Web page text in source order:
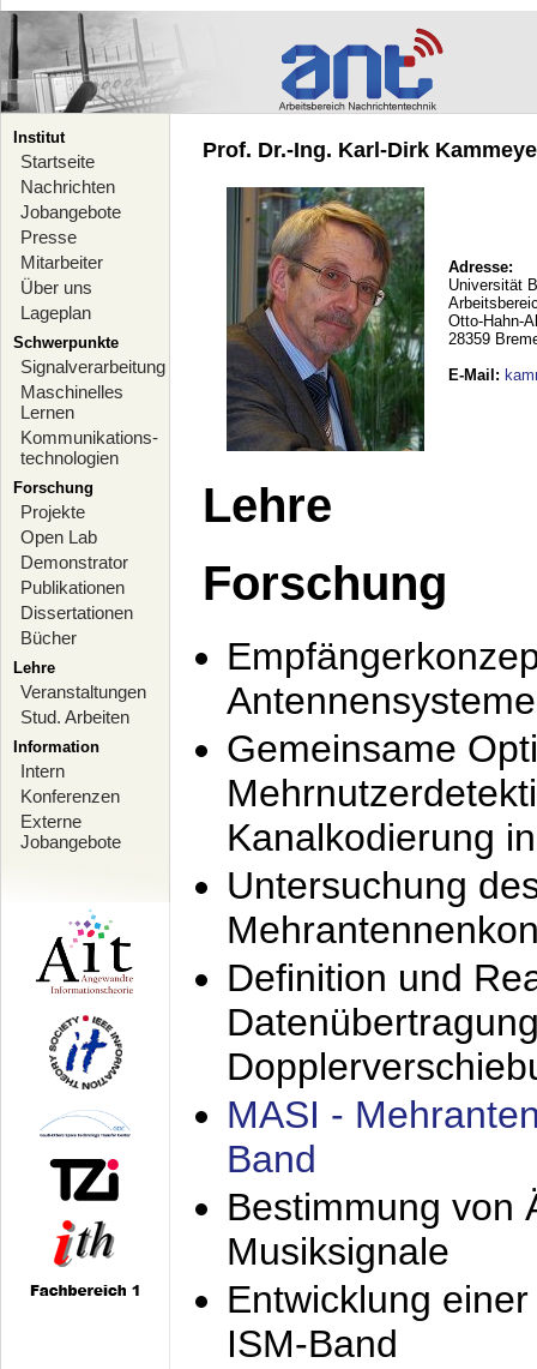
Institut
Startseite
Nachrichten
Jobangebote
Presse
Mitarbeiter
Über uns
Lageplan
Schwerpunkte
Signalverarbeitung
Maschinelles
Lernen
Kommunikations-
technologien
Forschung
Projekte
Open Lab
Demonstrator
Publikationen
Dissertationen
Bücher
Lehre
Veranstaltungen
Stud. Arbeiten
Information
Intern
Konferenzen
Externe
Jobangebote
Prof. Dr.-Ing. Karl-Dirk
Adresse:
Universität
Otto-Hahn-
28359
E-Mail :
Lehre
Forschung
Antennensysteme
Gemeinsame
Kanalkodierung
Untersuchung
Definition und
MASI -
Band
Bestimmung von
Musiksignale
Entwicklung
ISM-Band